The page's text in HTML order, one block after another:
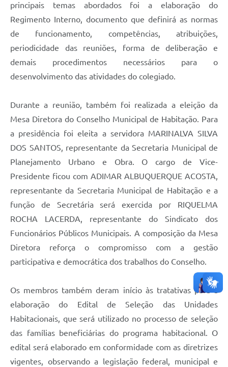
principais temas abordados foi a elaboração do
Regimento Interno, documento que definirá as normas
de funcionamento, competências, atribuições,
periodicidade das reuniões, forma de deliberação e
demais procedimentos necessários para o
desenvolvimento das atividades do colegiado.
Durante a reunião, também foi realizada a eleição da
Mesa Diretora do Conselho Municipal de Habitação. Para
a presidência foi eleita a servidora MARINALVA SILVA
DOS SANTOS, representante da Secretaria Municipal de
Planejamento Urbano e Obra. O cargo de Vice-
Presidente ficou com ADIMAR ALBUQUERQUE ACOSTA,
representante da Secretaria Municipal de Habitação e a
função de Secretária será exercida por RIQUELMA
ROCHA LACERDA, representante do Sindicato dos
Funcionários Públicos Municipais. A composição da Mesa
Diretora reforça o compromisso com a gestão
participativa e democrática dos trabalhos do Conselho.
Os membros também deram início às tratativas para a
elaboração do Edital de Seleção das Unidades
Habitacionais, que será utilizado no processo de seleção
das famílias beneficiárias do programa habitacional. O
edital será elaborado em conformidade com as diretrizes
vigentes, observando a legislação federal, municipal e